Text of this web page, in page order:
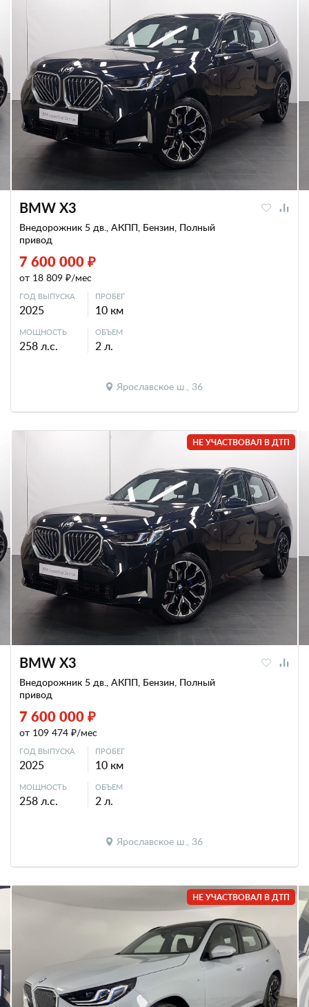
BMW X3
Внедорожник 5 дв., АКПП, Бензин, Полный
привод
7 600 000 ₽
от 18 809 ₽/мес
ГОД ВЫПУСКА
2025
ПРОБЕГ
10 км
МОЩНОСТЬ
258 л.с.
ОБЪЕМ
2 л.
Ярославское ш., 36
НЕ УЧАСТВОВАЛ В ДТП
BMW X3
Внедорожник 5 дв., АКПП, Бензин, Полный
привод
7 600 000 ₽
от 109 474 ₽/мес
ГОД ВЫПУСКА
2025
ПРОБЕГ
10 км
МОЩНОСТЬ
258 л.с.
ОБЪЕМ
2 л.
Ярославское ш., 36
НЕ УЧАСТВОВАЛ В ДТП